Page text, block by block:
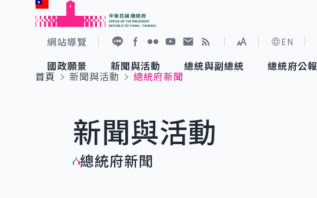
跳到主要內容
網站導覽
展開字級選單
EN
國政願景
國家氣候變遷對策委員會
重要談話
新聞與活動
總統府新聞
影音頻道
總統與副總統
賴清德總統
總統府公報
參觀資訊
首頁
新聞與活動
總統府新聞
新聞與活動
總統府新聞